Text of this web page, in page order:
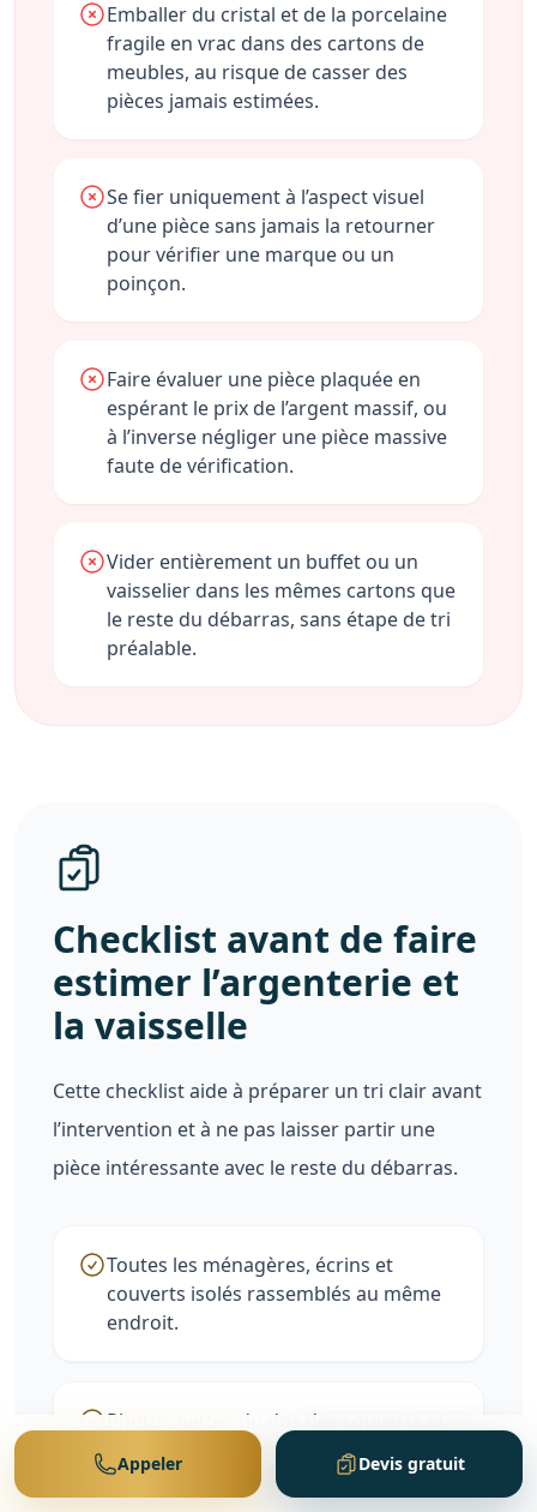
Emballer du cristal et de la porcelaine
fragile en vrac dans des cartons de
meubles, au risque de casser des
pièces jamais estimées.
Se fier uniquement à l’aspect visuel
d’une pièce sans jamais la retourner
pour vérifier une marque ou un
poinçon.
Faire évaluer une pièce plaquée en
espérant le prix de l’argent massif, ou
à l’inverse négliger une pièce massive
faute de vérification.
Vider entièrement un buffet ou un
vaisselier dans les mêmes cartons que
le reste du débarras, sans étape de tri
préalable.
Checklist avant de faire
estimer l’argenterie et
la vaisselle
Cette checklist aide à préparer un tri clair avant
l’intervention et à ne pas laisser partir une
pièce intéressante avec le reste du débarras.
Toutes les ménagères, écrins et
couverts isolés rassemblés au même
endroit.
Photos nettes du dos des couverts et
du dessous des plats, prises à la
lumière du jour.
Appeler Devis gratuit